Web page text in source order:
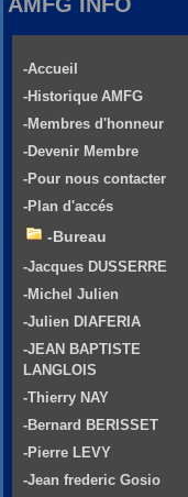
AMFG INFO
-Accueil
-Historique AMFG
-Membres d'honneur
-Devenir Membre
-Pour nous contacter
-Plan d'accés
-Bureau
-Jacques DUSSERRE
-Michel Julien
-Julien DIAFERIA
-JEAN BAPTISTE
LANGLOIS
-Thierry NAY
-Bernard BERISSET
-Pierre LEVY
-Jean frederic Gosio